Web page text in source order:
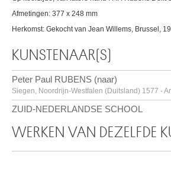
Afmetingen: 377 x 248 mm
Herkomst: Gekocht van Jean Willems, Brussel,
KUNSTENAAR(S)
Peter Paul RUBENS (naar)
Siegen, Noordrijn-Westfalen (Duitsland) 1577 -
ZUID-NEDERLANDSE SCHOOL
WERKEN VAN DEZELFDE